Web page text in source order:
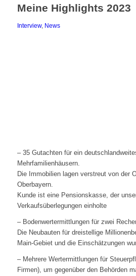
Meine Highlights 2023
Interview, News
– 35 Gutachten für ein
Mehrfamilienhäusern.
Die Immobilien lagen verstreut von der
Oberbayern.
Kunde ist eine Pensionskasse, der
Verkaufsüberlegungen einholte
– Bodenwertermittlungen für zwei
Die Neubauten für dreistellige
Main-Gebiet und die Einschätzungen
– Mehrere Wertermittlungen für
Firmen), um gegenüber den Behörden